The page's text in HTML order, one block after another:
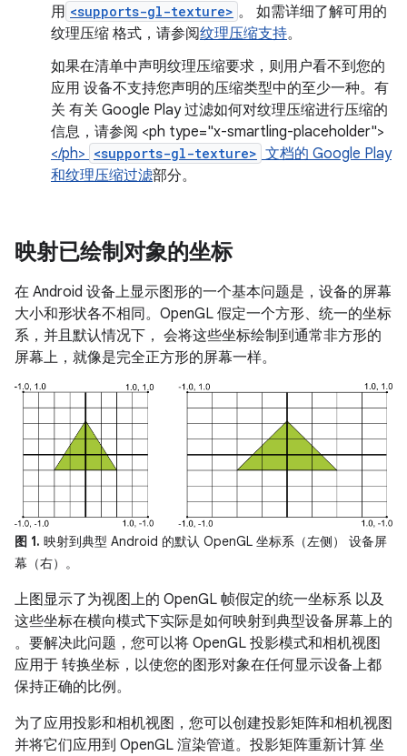
用 <supports-gl-texture> 。 如需详细了解可用的
纹理压缩 格式，请参阅纹理压缩支持。
如果在清单中声明纹理压缩要求，则用户看不到您的
应用 设备不支持您声明的压缩类型中的至少一种。有
关 有关 Google Play 过滤如何对纹理压缩进行压缩的
信息，请参阅 <ph type="x-smartling-placeholder">
</ph> <supports-gl-texture> 文档的 Google Play
和纹理压缩过滤部分。
映射已绘制对象的坐标
在 Android 设备上显示图形的一个基本问题是，设备的屏幕
大小和形状各不相同。OpenGL 假定一个方形、统一的坐标
系，并且默认情况下， 会将这些坐标绘制到通常非方形的
屏幕上，就像是完全正方形的屏幕一样。
图 1. 映射到典型 Android 的默认 OpenGL 坐标系（左侧） 设备屏
幕（右）。
上图显示了为视图上的 OpenGL 帧假定的统一坐标系 以及
这些坐标在横向模式下实际是如何映射到典型设备屏幕上的
。要解决此问题，您可以将 OpenGL 投影模式和相机视图
应用于 转换坐标，以使您的图形对象在任何显示设备上都
保持正确的比例。
为了应用投影和相机视图，您可以创建投影矩阵和相机视图
并将它们应用到 OpenGL 渲染管道。投影矩阵重新计算 坐